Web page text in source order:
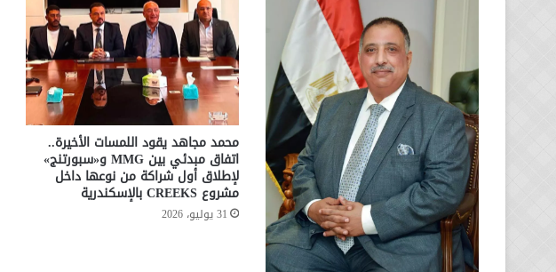
محمد مجاهد يقود اللمسات الأخيرة..
اتفاق مبدئي بين MMG و«سبورتنج»
لإطلاق أول شراكة من نوعها داخل
مشروع CREEKS بالإسكندرية
31 يوليو، 2026